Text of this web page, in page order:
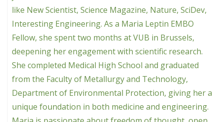
like New Scientist, Science Magazine, Nature, SciDev,
Interesting Engineering. As a Maria Leptin EMBO
Fellow, she spent two months at VUB in Brussels,
deepening her engagement with scientific research.
She completed Medical High School and graduated
from the Faculty of Metallurgy and Technology,
Department of Environmental Protection, giving her a
unique foundation in both medicine and engineering.